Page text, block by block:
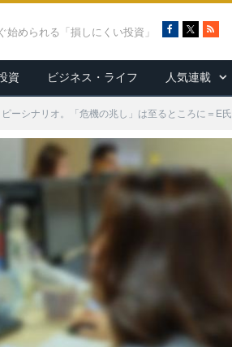
始められる「損しにくい投資」
c
e
b
o
R
S
資 ビジネス・ライフ 人気連載
ーシナリオ。「危機の兆し」は至るところに＝E氏